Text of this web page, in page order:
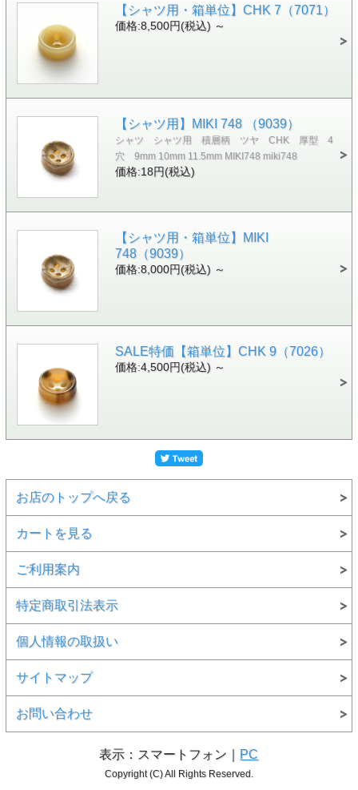
【シャツ用・箱単位】CHK 7（7071）
価格:8,500円(税込) ～
【シャツ用】MIKI 748 （9039）
シャツ シャツ用 積層柄 ツヤ CHK 厚型 4
穴 9mm 10mm 11.5mm MIKI748 miki748
価格:18円(税込)
【シャツ用・箱単位】MIKI
748（9039）
価格:8,000円(税込) ～
SALE特価【箱単位】CHK 9（7026）
価格:4,500円(税込) ～
お店のトップへ戻る
カートを見る
ご利用案内
特定商取引法表示
個人情報の取扱い
サイトマップ
お問い合わせ
表示：スマートフォン｜ PC
Copyright (C) All Rights Reserved.